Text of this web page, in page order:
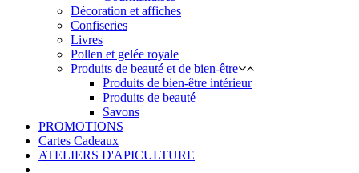
Décoration et affiches
Confiseries
Livres
Pollen et gelée royale
Produits de beauté et de bien-être
Produits de bien-être intérieur
Produits de beauté
Savons
PROMOTIONS
Cartes Cadeaux
ATELIERS D'APICULTURE